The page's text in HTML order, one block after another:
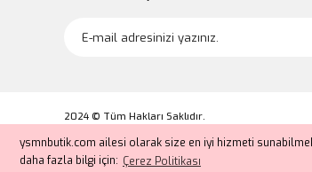
ysmnbutik.com ailesi olarak size en iyi hizmeti
daha fazla bilgi için: Çerez Politikası
2024 © Tüm Hakları Saklıdır.